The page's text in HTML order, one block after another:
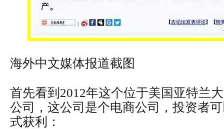
海外中文媒体报道截图
首先看到2012年这个位于美国亚特兰
公司，这公司是个电商公司，投资者
式获利：